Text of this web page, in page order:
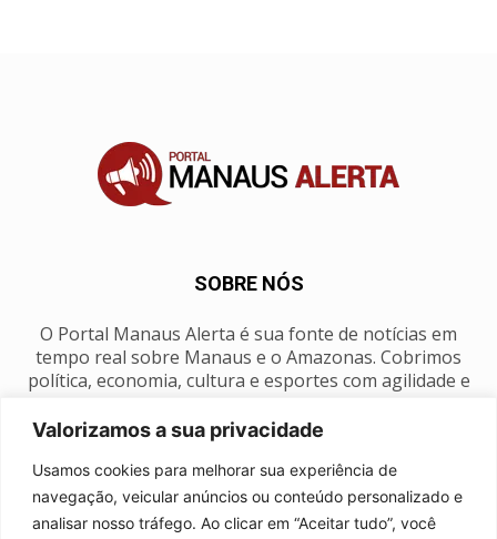
Valorizamos a sua privacidade
Usamos cookies para melhorar sua experiência de
navegação, veicular anúncios ou conteúdo personalizado e
analisar nosso tráfego. Ao clicar em “Aceitar tudo”, você
SOBRE NÓS
O Portal Manaus Alerta é sua fonte de notícias em
tempo real sobre Manaus e o Amazonas. Cobrimos
política, economia, cultura e esportes com agilidade e
SIGA-NOS